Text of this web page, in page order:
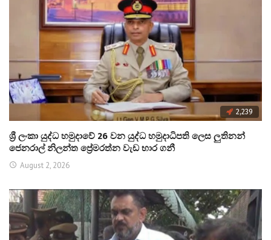
2,239
ශ්‍රී ලංකා යුද්ධ හමුදාවේ 26 වන යුද්ධ හමුදාධිපති ලෙස ලුතිනන්
ජෙනරාල් නිලන්ත ප්‍රේමරත්න වැඩ භාර ගනී
August 2, 2026